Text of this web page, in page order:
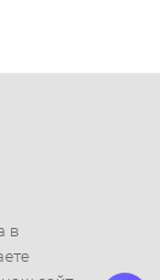
в